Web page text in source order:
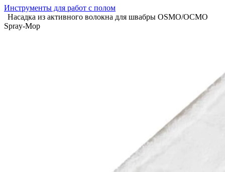
Инструменты для работ с полом
Насадка из активного волокна для швабры OSMO/ОСМО
Spray-Mop